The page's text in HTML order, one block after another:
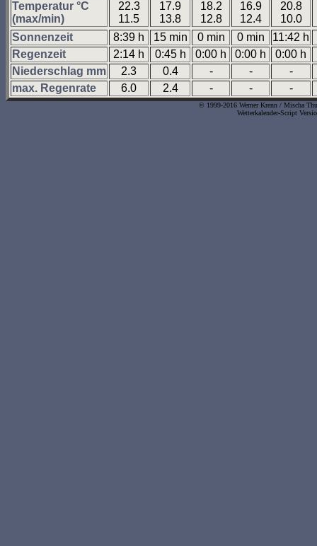
Temperatur °C
(max/min)
22.3
11.5
17.9
13.8
18.2
12.8
16.9
12.4
20.8
10.0
Sonnenzeit
8:39 h 15 min 0 min 0 min 11:42 h
Regenzeit
2:14 h 0:45 h 0:00 h 0:00 h 0:00 h
Niederschlag mm
2.3 0.4 - -
-
max. Regenrate
6.0 2.4 - - -
© 1999-2016 Werner Krenn / Mischa
Wetterkalender-Script